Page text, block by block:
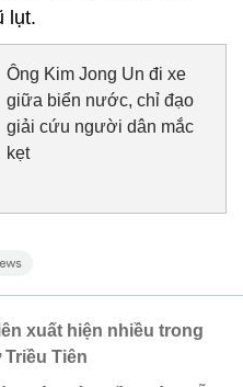
lụt.
Ông Kim Jong Un đi xe
giữa biển nước, chỉ đạo
giải cứu người dân mắc
kẹt
xuất hiện nhiều trong
Tiên